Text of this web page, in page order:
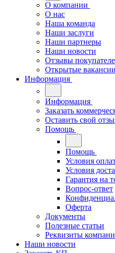
О компании
О нас
Наша команда
Наши заслуги
Наши партнеры
Наши новости
Отзывы
Открытые вакансии
Информация
Информация
Заказать
Оставить свой
Помощь
Помощь
Условия
Условия
Гарантия на
Вопрос-ответ
Оферта
Документы
Полезные статьи
Реквизиты
Наши новости